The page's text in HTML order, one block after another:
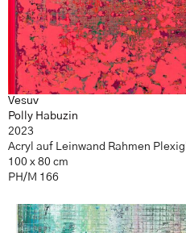
Vesuv
Polly Habuzin
2023
Acryl auf Leinwand Rahmen
100 x 80 cm
PH/M 166